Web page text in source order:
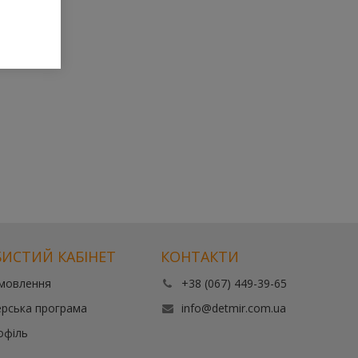
КАБІНЕТ
програма
КОНТАКТИ
+38 (067) 449-39-65
info@detmir.com.ua